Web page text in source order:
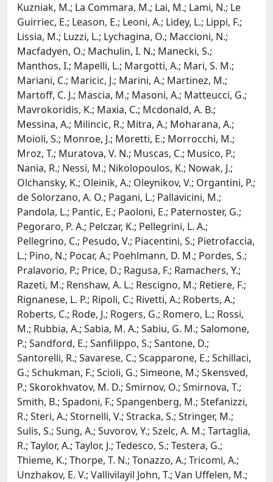
Kuzniak, M.; La Commara, M.; Lai, M.; Lami, N.; Le
Guirriec, E.; Leason, E.; Leoni, A.; Lidey, L.; Lippi, F.;
Lissia, M.; Luzzi, L.; Lychagina, O.; Maccioni, N.;
Macfadyen, O.; Machulin, I. N.; Manecki, S.;
Manthos, I.; Mapelli, L.; Margotti, A.; Mari, S. M.;
Mariani, C.; Maricic, J.; Marini, A.; Martinez, M.;
Martoff, C. J.; Mascia, M.; Masoni, A.; Matteucci, G.;
Mavrokoridis, K.; Maxia, C.; Mcdonald, A. B.;
Messina, A.; Milincic, R.; Mitra, A.; Moharana, A.;
Moioli, S.; Monroe, J.; Moretti, E.; Morrocchi, M.;
Mroz, T.; Muratova, V. N.; Muscas, C.; Musico, P.;
Nania, R.; Nessi, M.; Nikolopoulos, K.; Nowak, J.;
Olchansky, K.; Oleinik, A.; Oleynikov, V.; Organtini, P.;
de Solorzano, A. O.; Pagani, L.; Pallavicini, M.;
Pandola, L.; Pantic, E.; Paoloni, E.; Paternoster, G.;
Pegoraro, P. A.; Pelczar, K.; Pellegrini, L. A.;
Pellegrino, C.; Pesudo, V.; Piacentini, S.; Pietrofaccia,
L.; Pino, N.; Pocar, A.; Poehlmann, D. M.; Pordes, S.;
Pralavorio, P.; Price, D.; Ragusa, F.; Ramachers, Y.;
Razeti, M.; Renshaw, A. L.; Rescigno, M.; Retiere, F.;
Rignanese, L. P.; Ripoli, C.; Rivetti, A.; Roberts, A.;
Roberts, C.; Rode, J.; Rogers, G.; Romero, L.; Rossi,
M.; Rubbia, A.; Sabia, M. A.; Sabiu, G. M.; Salomone,
P.; Sandford, E.; Sanfilippo, S.; Santone, D.;
Santorelli, R.; Savarese, C.; Scapparone, E.; Schillaci,
G.; Schukman, F.; Scioli, G.; Simeone, M.; Skensved,
P.; Skorokhvatov, M. D.; Smirnov, O.; Smirnova, T.;
Smith, B.; Spadoni, F.; Spangenberg, M.; Stefanizzi,
R.; Steri, A.; Stornelli, V.; Stracka, S.; Stringer, M.;
Sulis, S.; Sung, A.; Suvorov, Y.; Szelc, A. M.; Tartaglia,
R.; Taylor, A.; Taylor, J.; Tedesco, S.; Testera, G.;
Thieme, K.; Thorpe, T. N.; Tonazzo, A.; Tricomi, A.;
Unzhakov, E. V.; Vallivilayil John, T.; Van Uffelen, M.;